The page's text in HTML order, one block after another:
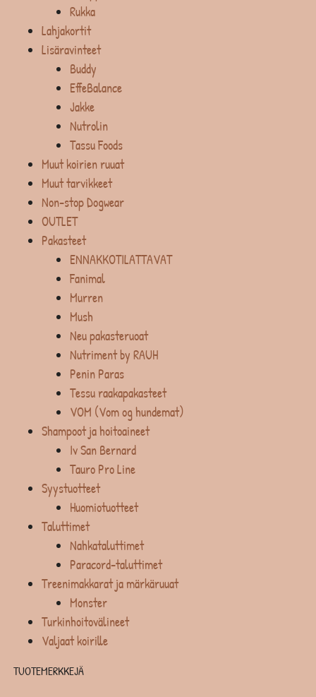
Rukka
Lahjakortit
Lisäravinteet
Buddy
EffeBalance
Jakke
Nutrolin
Tassu Foods
Muut koirien ruuat
Muut tarvikkeet
Non-stop Dogwear
OUTLET
Pakasteet
ENNAKKOTILATTAVAT
Fanimal
Murren
Mush
Neu pakasteruoat
Nutriment by RAUH
Penin Paras
Tessu raakapakasteet
VOM (Vom og hundemat)
Shampoot ja hoitoaineet
Iv San Bernard
Tauro Pro Line
Syystuotteet
Huomiotuotteet
Taluttimet
Nahkataluttimet
Paracord-taluttimet
Treenimakkarat ja märkäruuat
Monster
Turkinhoitovälineet
Valjaat koirille
TUOTEMERKKEJÄ